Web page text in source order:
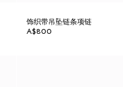
饰织带吊坠链条项链
A$800